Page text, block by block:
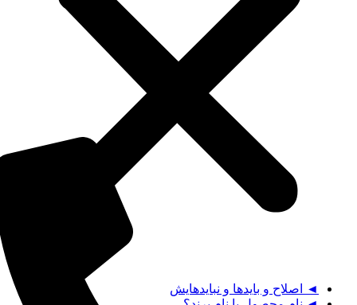
◄ اصلاح و بایدها و نبایدهایش